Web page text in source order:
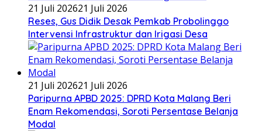
21 Juli 202621 Juli 2026
Reses, Gus Didik Desak Pemkab Probolinggo
Intervensi Infrastruktur dan Irigasi Desa
21 Juli 202621 Juli 2026
Paripurna APBD 2025: DPRD Kota Malang Beri
Enam Rekomendasi, Soroti Persentase Belanja
Modal